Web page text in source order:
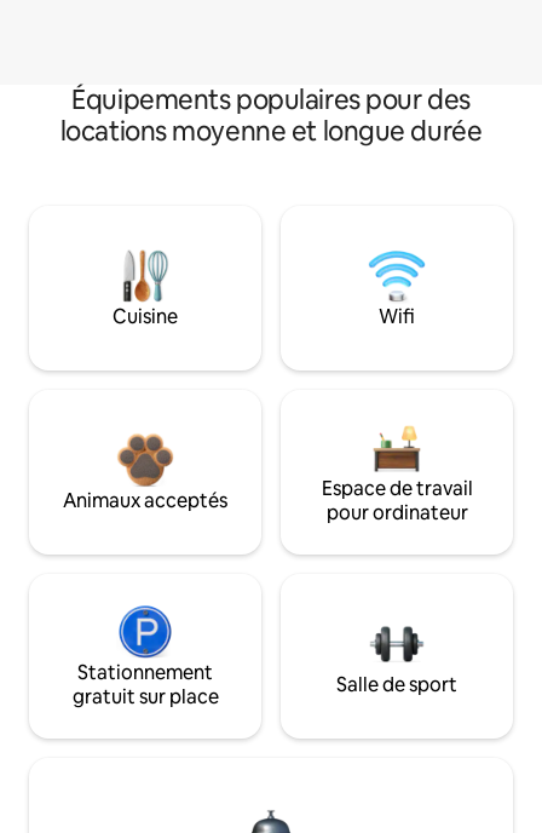
Équipements populaires pour des
locations moyenne et longue durée
Cuisine Wifi
Animaux acceptés
Espace de travail
pour ordinateur
Stationnement
gratuit sur place
Salle de sport